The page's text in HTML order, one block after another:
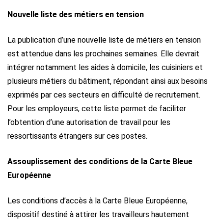
Nouvelle liste des métiers en tension
La publication d’une nouvelle liste de métiers en tension
est attendue dans les prochaines semaines. Elle devrait
intégrer notamment les aides à domicile, les cuisiniers et
plusieurs métiers du bâtiment, répondant ainsi aux besoins
exprimés par ces secteurs en difficulté de recrutement.
Pour les employeurs, cette liste permet de faciliter
l’obtention d’une autorisation de travail pour les
ressortissants étrangers sur ces postes.
Assouplissement des conditions de la Carte Bleue
Européenne
Les conditions d’accès à la Carte Bleue Européenne,
dispositif destiné à attirer les travailleurs hautement